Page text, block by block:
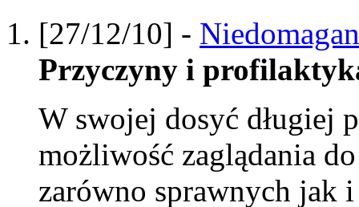
[27/12/10] -
Przyczyny i
W swojej dosyć długiej
możliwość zaglądania
zarówno sprawnych jak